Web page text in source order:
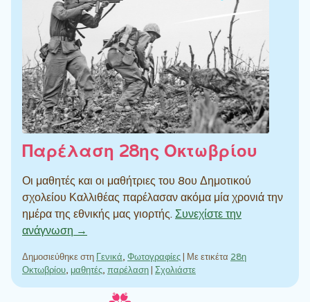
Παρέλαση 28ης Οκτωβρίου
Οι μαθητές και οι μαθήτριες του 8ου Δημοτικού
σχολείου Καλλιθέας παρέλασαν ακόμα μία χρονιά την
ημέρα της εθνικής μας γιορτής.Συνεχίστε την
ανάγνωση →
Δημοσιεύθηκε στη Γενικά, Φωτογραφίες| Με ετικέτα 28η
Οκτωβρίου, μαθητές, παρέλαση| Σχολιάστε